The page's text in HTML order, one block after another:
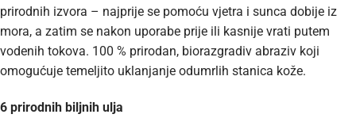
prirodnih izvora – najprije se pomoću vjetra i sunca dobije iz
mora, a zatim se nakon uporabe prije ili kasnije vrati putem
vodenih tokova. 100 % prirodan, biorazgradiv abraziv koji
omogućuje temeljito uklanjanje odumrlih stanica kože.
6 prirodnih biljnih ulja